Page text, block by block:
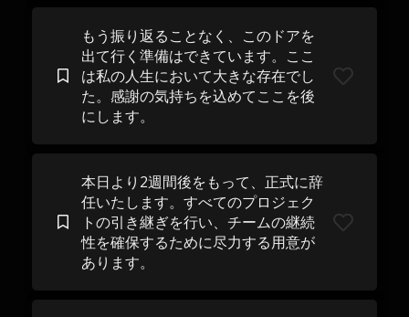
もう振り返ることなく、このドアを
出て行く準備はできています。ここ
は私の人生において大きな存在でし
た。感謝の気持ちを込めてここを後
にします。
本日より2週間後をもって、正式に辞
任いたします。すべてのプロジェク
トの引き継ぎを行い、チームの継続
性を確保するために尽力する用意が
あります。